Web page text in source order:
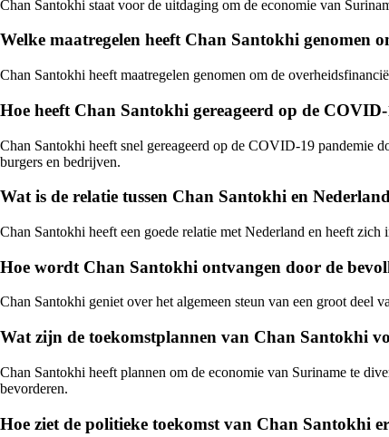
Chan Santokhi staat voor de uitdaging om de economie van
Welke maatregelen heeft Chan Santokhi genomen
Chan Santokhi heeft maatregelen genomen om de
Hoe heeft Chan Santokhi gereageerd op de
Chan Santokhi heeft snel gereageerd op de COVID-19 pandemie
burgers en bedrijven.
Wat is de relatie tussen Chan Santokhi en
Chan Santokhi heeft een goede relatie met Nederland en heeft
Hoe wordt Chan Santokhi ontvangen door de
Chan Santokhi geniet over het algemeen steun van een groot deel
Wat zijn de toekomstplannen van Chan Santokhi
Chan Santokhi heeft plannen om de economie van Suriname te
bevorderen.
Hoe ziet de politieke toekomst van Chan Santokhi